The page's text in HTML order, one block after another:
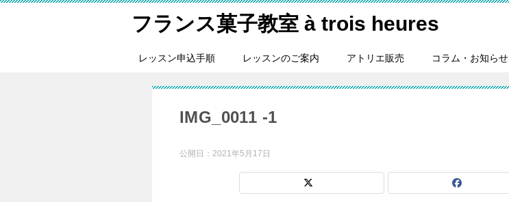
フランス菓子教室 à trois heures
レッスン申込手順 レッスンのご案内 アトリエ販売 コラム・お知らせ
IMG_0011 -1
公開日： 2021年5月17日